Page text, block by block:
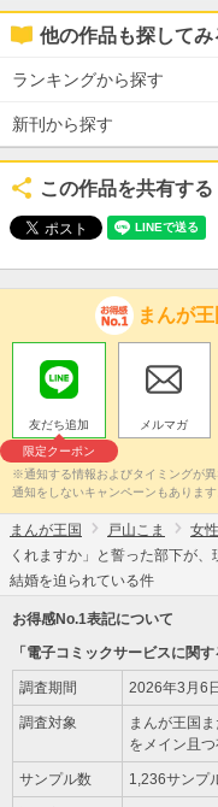
他の作品も探してみ
ランキングから探す
新刊から探す
この作品を共有する
まんが
友だち追加
限定クーポン
メルマガ
※通知する情報およびタイミングが
通知をしないキャンペーンもあります
まんが王国 戸山こま 女
くれますか」と誓った部下が
結婚を迫られている件
お得感No.1表記について
「電子コミックサービスに関す
調査期間 2026年3月6
調査対象
まんが王国
をメイン且
サンプル数 1,236サンプ